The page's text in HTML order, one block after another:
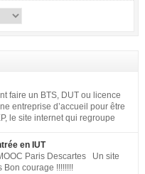
faire un BTS, DUT ou licence
entreprise d’accueil pour être
le site internet qui regroupe
www.fonction-
interministerielle-de-
en IUT
Paris Descartes Un site
Bon courage !!!!!!!!